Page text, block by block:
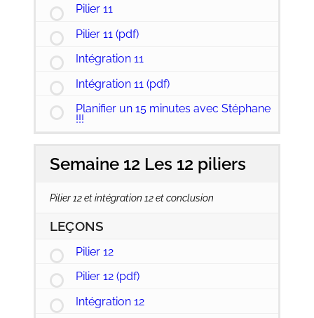
Pilier 11
Pilier 11 (pdf)
Intégration 11
Intégration 11 (pdf)
Planifier un 15 minutes avec Stéphane
!!!
Semaine 12 Les 12 piliers
Pilier 12 et intégration 12 et conclusion
LEÇONS
Pilier 12
Pilier 12 (pdf)
Intégration 12